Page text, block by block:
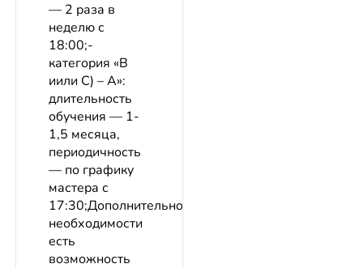
— 2 раза в
неделю с
18:00;-
категория «В
иили С) – А»:
длительность
обучения — 1-
1,5 месяца,
периодичность
— по графику
мастера с
17:30;ДополнительноПри
необходимости
есть
возможность